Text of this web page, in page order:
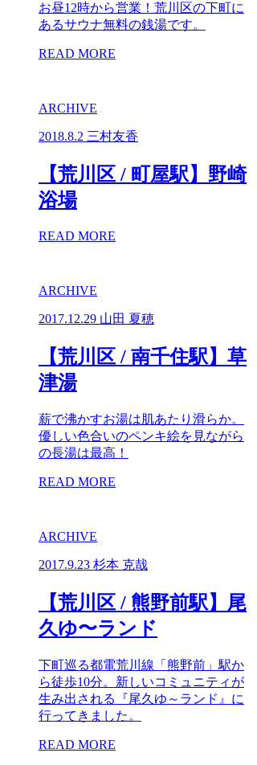
お昼12時から営業！荒川区の下町に
あるサウナ無料の銭湯です。
READ MORE
ARCHIVE
2018.8.2 三村友香
【荒川区 / 町屋駅】野崎
浴場
READ MORE
ARCHIVE
2017.12.29 山田 夏穂
【荒川区 / 南千住駅】草
津湯
薪で沸かすお湯は肌あたり滑らか。
優しい色合いのペンキ絵を見ながら
の長湯は最高！
READ MORE
ARCHIVE
2017.9.23 杉本 克哉
【荒川区 / 熊野前駅】尾
久ゆ〜ランド
下町巡る都電荒川線「熊野前」駅か
ら徒歩10分。新しいコミュニティが
生み出される『尾久ゆ～ランド』に
行ってきました。
READ MORE